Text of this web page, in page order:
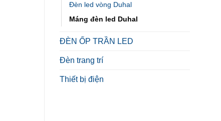
Đèn led vòng Duhal
Máng đèn led Duhal
ĐÈN ỐP TRẦN LED
Đèn trang trí
Thiết bị điện